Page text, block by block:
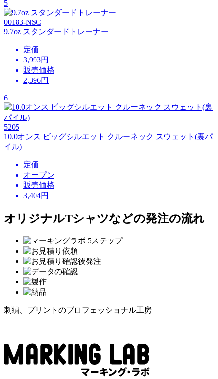
5
00183-NSC
9.7oz スタンダードトレーナー
定価
3,993円
販売価格
2,396円
6
5205
10.0オンス ビッグシルエット クルーネック スウェット(裏パ
イル)
定価
オープン
販売価格
3,404円
オリジナルTシャツなどの発注の流れ
刺繍、プリントのプロフェッショナル工房